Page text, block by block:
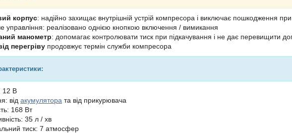
корпус: надійно захищає внутрішній устрій компресора і виключає пошкодження
управління: реалізовано однією кнопкою включення / вимикання
манометр: допомагає контролювати тиск при підкачування і не дає перевищити
перегріву продовжує термін служби компресора
12 В
від акумулятора та від прикурювача
168 Вт
35 л / хв
тиск: 7 атмосфер